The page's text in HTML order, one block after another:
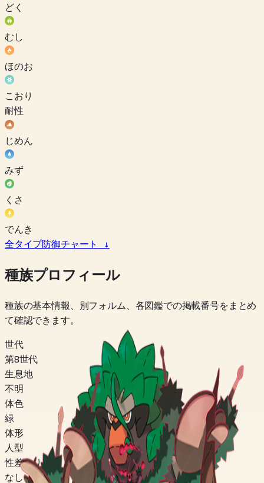
どく
むし
ほのお
こおり
耐性
じめん
みず
くさ
でんき
全タイプ防御チャート
↓
種族プロフィール
種族の基本情報、別フォルム、各図鑑での掲載番号をまとめ
て確認できます。
世代
第8世代
生息地
不明
体色
緑
体形
人型
性差あり
なし